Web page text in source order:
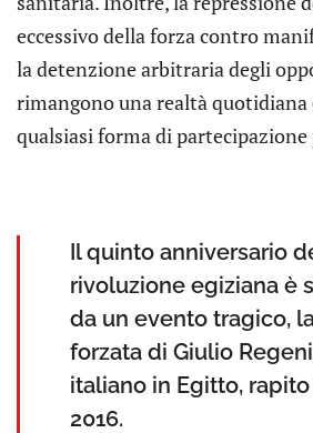
eccessivo della forza contro
la detenzione arbitraria degli
rimangono una realtà quotidiana
qualsiasi forma di
Il quinto anniversario
rivoluzione egiziana è
da un evento tragico,
forzata di Giulio
italiano in Egitto,
2016.